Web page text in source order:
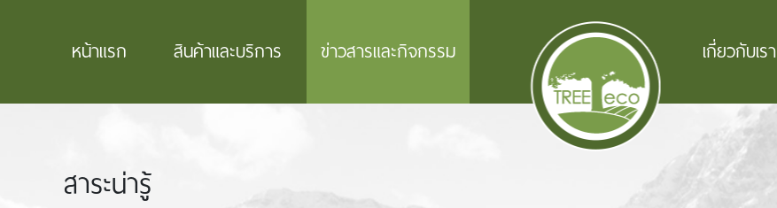
หน้าแรก สินค้าและบริการ ข่าวสารและกิจกรรม เกี่ยวกับเรา
สาระน่ารู้